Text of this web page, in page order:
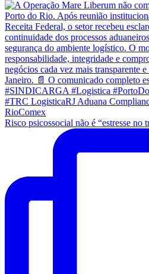
Risco psicossocial não é “estresse no